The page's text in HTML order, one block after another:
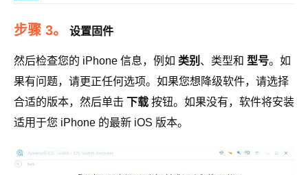
步骤 3。 设置固件
然后检查您的 iPhone 信息，例如 类别 、类型和 型号。如
果有问题，请更正任何选项。如果您想降级软件，请选择
合适的版本，然后单击 下载 按钮。如果没有，软件将安装
适用于您 iPhone 的最新 iOS 版本。